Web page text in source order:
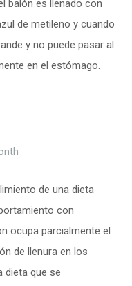
balón es llenado con
de metileno y cuando
y no puede pasar al
en el estómago.
de una dieta
con
ocupa parcialmente el
de llenura en los
dieta que se